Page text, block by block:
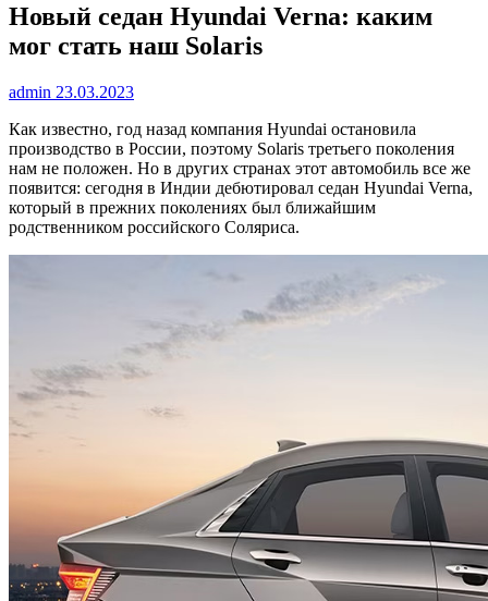
Новый седан Hyundai Verna: каким
мог стать наш Solaris
admin 23.03.2023
Как известно, год назад компания Hyundai остановила
производство в России, поэтому Solaris третьего поколения
нам не положен. Но в других странах этот автомобиль все же
появится: сегодня в Индии дебютировал седан Hyundai Verna,
который в прежних поколениях был ближайшим
родственником российского Соляриса.